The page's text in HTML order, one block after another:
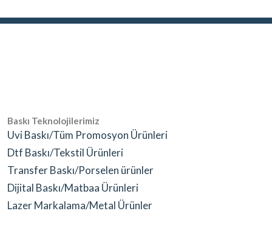
Baskı Teknolojilerimiz
Uvi Baskı/Tüm Promosyon Ürünleri
Dtf Baskı/Tekstil Ürünleri
Transfer Baskı/Porselen ürünler
Dijital Baskı/Matbaa Ürünleri
Lazer Markalama/Metal Ürünler